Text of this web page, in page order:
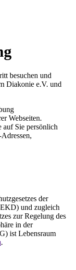
besuchen und
Diakonie e.V. und
Webseiten.
auf Sie persönlich
der
und zugleich
zur Regelung des
in der
ist Lebensraum
.